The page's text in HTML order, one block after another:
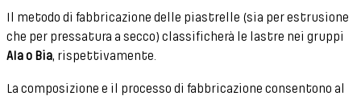
Il metodo di fabbricazione delle piastrelle (sia per estrusione
che per pressatura a secco) classificherà le lastre nei gruppi
AIa o Bia, rispettivamente.
La composizione e il processo di fabbricazione consentono al